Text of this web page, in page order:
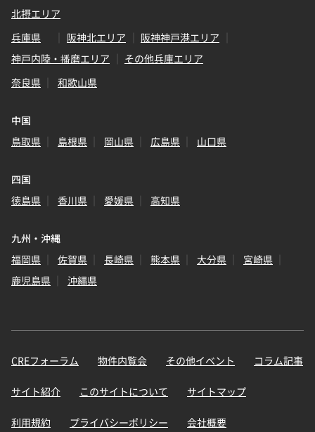
北摂エリア
兵庫県
阪神北エリア
阪神神戸港エリア
神戸内陸・播磨エリア
その他兵庫エリア
奈良県
和歌山県
中国
鳥取県
島根県 岡山県 広島県 山口県
四国
徳島県
香川県 愛媛県 高知県
九州・沖縄
福岡県
佐賀県 長崎県 熊本県 大分県
宮崎県
鹿児島県
沖縄県
CREフォーラム 物件内覧会 その他イベント コラム記事
サイト紹介 このサイトについて サイトマップ
利用規約 プライバシーポリシー 会社概要